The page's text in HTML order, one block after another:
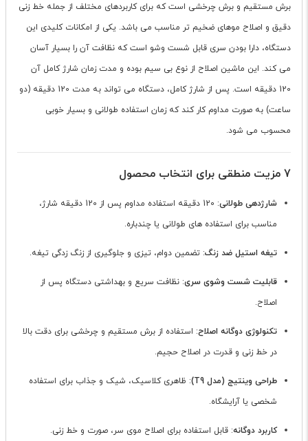
برش مستقیم و برش چرخشی است که برای کاربردهای مختلف از جمله خط زنی
دقیق و اصلاح موهای ضخیم تر مناسب می باشد. یکی از امکانات کلیدی این
دستگاه، دارا بودن سری قابل شست وشو است که نظافت آن را بسیار آسان
می کند. این ماشین اصلاح از نوع بی سیم بوده و مدت زمان شارژ کامل آن
120 دقیقه است. پس از شارژ کامل، دستگاه می تواند به مدت 120 دقیقه (دو
ساعت) به صورت مداوم کار کند که زمان استفاده طولانی و بسیار خوبی
محسوب می شود.
7 مزیت منطقی برای انتخاب محصول
شارژدهی طولانی
: 120 دقیقه استفاده مداوم پس از 120 دقیقه شارژ،
مناسب برای استفاده های طولانی یا چندباره.
تیغه استیل ضد زنگ: تضمین دوام، تیزی و جلوگیری از زنگ زدگی تیغه.
قابلیت شست وشوی سری: نظافت سریع و بهداشتی دستگاه پس از
اصلاح.
تکنولوژی دوگانه اصلاح: استفاده از برش مستقیم و چرخشی برای دقت بالا
در خط زنی و قدرت در اصلاح حجیم.
طراحی وینتیج (مدل T9)
: ظاهری کلاسیک، شیک و جذاب برای استفاده
شخصی یا آرایشگاه.
کاربرد دوگانه: قابل استفاده برای اصلاح موی سر، صورت و خط زنی.